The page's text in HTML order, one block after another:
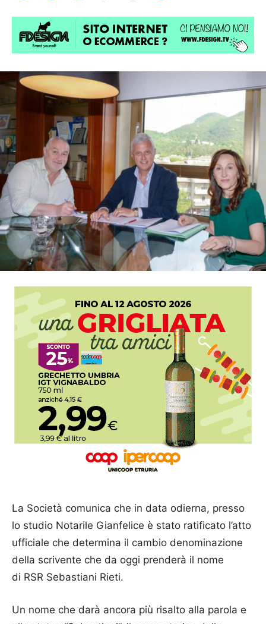
La Società comunica che in data odierna, presso
lo studio Notarile Gianfelice è stato ratificato l’atto
ufficiale che determina il cambio denominazione
della scrivente che da oggi prenderà il nome
di RSR Sebastiani Rieti.
Un nome che darà ancora più risalto alla parola e